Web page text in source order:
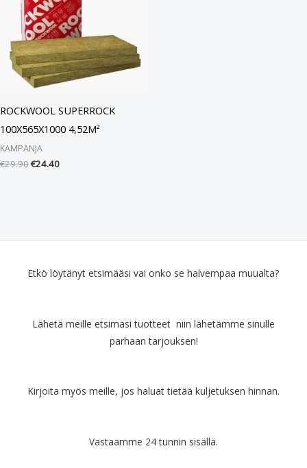
ROCKWOOL SUPERROCK
100X565X1000 4,52M²
KAMPANJA
€29.90€24.40
Etkö löytänyt etsimääsi vai onko se halvempaa muualta?
Lähetä meille etsimäsi tuotteet niin lähetämme sinulle
parhaan tarjouksen!
Kirjoita myös meille, jos haluat tietää kuljetuksen hinnan.
Vastaamme 24 tunnin sisällä.